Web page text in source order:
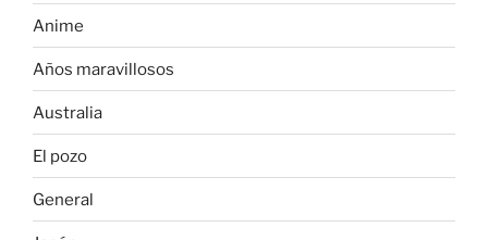
Anime
Años maravillosos
Australia
El pozo
General